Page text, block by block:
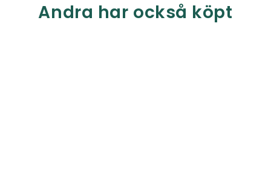
Andra har också köpt